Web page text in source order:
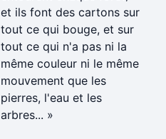
et ils font des cartons sur
tout ce qui bouge, et sur
tout ce qui n'a pas ni la
même couleur ni le même
mouvement que les
pierres, l'eau et les
arbres... »